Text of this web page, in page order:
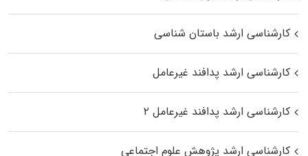
کارشناسی ارشد باستان شناسی
کارشناسی ارشد پدافند غیرعامل
کارشناسی ارشد پدافند غیرعامل ۲
کارشناسی ارشد پژوهش علوم اجتماعی